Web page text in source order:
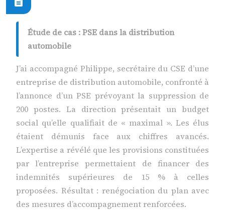
Étude de cas : PSE dans la distribution
automobile
J’ai accompagné Philippe, secrétaire du CSE d’une
entreprise de distribution automobile, confronté à
l’annonce d’un PSE prévoyant la suppression de
200 postes. La direction présentait un budget
social qu’elle qualifiait de « maximal ». Les élus
étaient démunis face aux chiffres avancés.
L’expertise a révélé que les provisions constituées
par l’entreprise permettaient de financer des
indemnités supérieures de 15 % à celles
proposées. Résultat : renégociation du plan avec
des mesures d’accompagnement renforcées.